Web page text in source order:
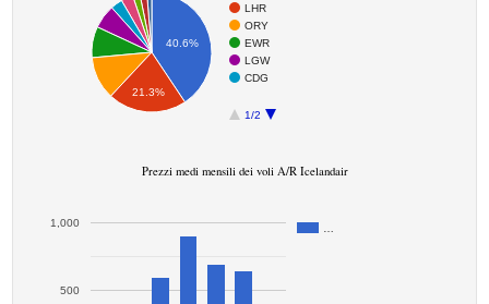
LHR
ORY
EWR
LGW
CDG
1/2
40.6%
21.3%
Prezzi medi mensili dei voli A/R Icelandair
500
1,000